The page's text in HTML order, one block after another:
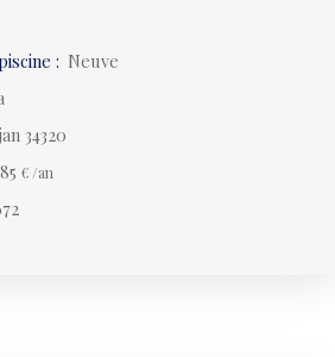
: Neuve
34320
€ /an